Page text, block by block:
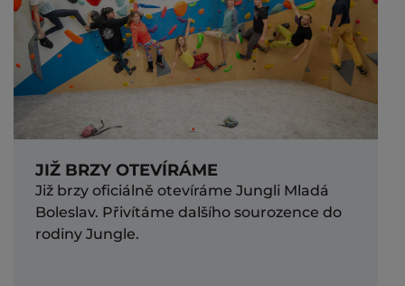
JIŽ BRZY OTEVÍRÁME
Již brzy oficiálně otevíráme Jungli Mladá
Boleslav. Přivítáme dalšího sourozence do
rodiny Jungle.